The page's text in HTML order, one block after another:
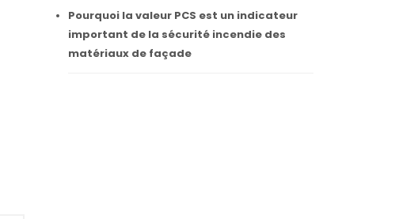
Pourquoi la valeur PCS est un indicateur
important de la sécurité incendie des
matériaux de façade